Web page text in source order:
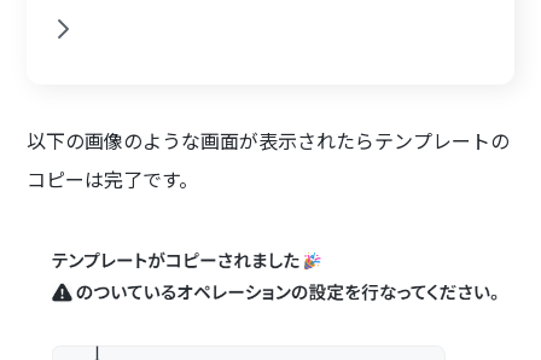
以下の画像のような画面が表示されたらテンプレートの
コピーは完了です。